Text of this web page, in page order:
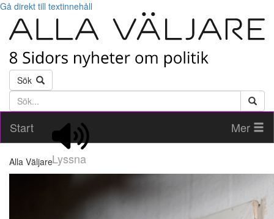
Gå direkt till textinnehåll
Sök
Söktext
Start
Lyssna
Mer
Alla Väljare